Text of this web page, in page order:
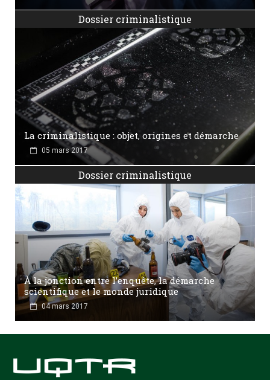
Dossier criminalistique
La criminalistique : objet, origines et démarche
05 mars 2017
Dossier criminalistique
À la jonction entre l’enquête, la démarche
scientifique et le monde juridique
04 mars 2017